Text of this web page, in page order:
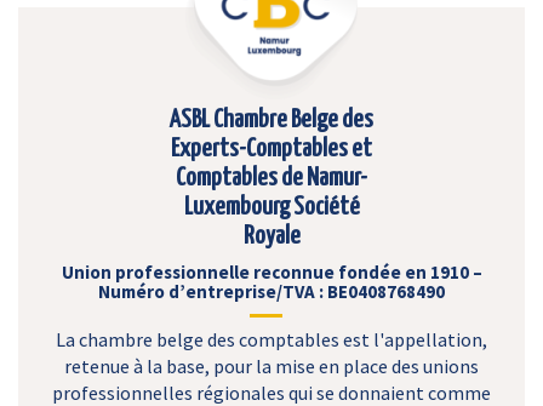
ASBL Chambre Belge des
Experts-Comptables et
Comptables de Namur-
Luxembourg Société
Royale
Union professionnelle reconnue fondée en 1910 –
Numéro d’entreprise/TVA : BE0408768490
La chambre belge des comptables est l'appellation,
retenue à la base, pour la mise en place des unions
professionnelles régionales qui se donnaient comme